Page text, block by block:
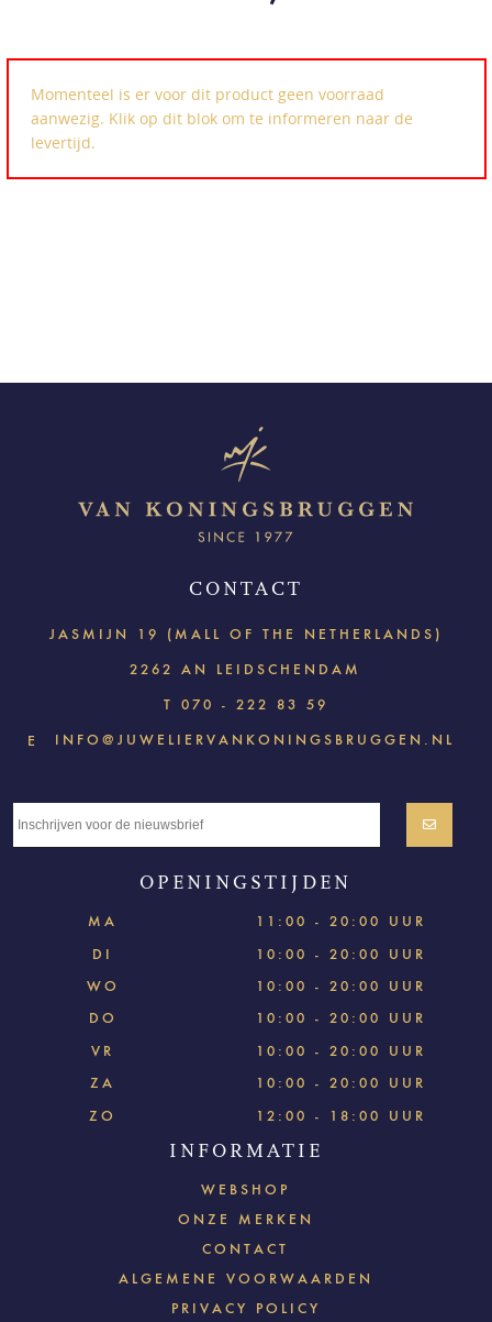
Momenteel is er voor dit product geen voorraad
aanwezig. Klik op dit blok om te informeren naar de
levertijd.
CONTACT
JASMIJN 19 (MALL OF THE NETHERLANDS)
2262 AN LEIDSCHENDAM
T 070 - 222 83 59
E INFO@JUWELIERVANKONINGSBRUGGEN.NL
OPENINGSTIJDEN
MA
11:00 - 20:00 UUR
DI
10:00 - 20:00 UUR
WO
10:00 - 20:00 UUR
DO
10:00 - 20:00 UUR
VR
10:00 - 20:00 UUR
ZA
10:00 - 20:00 UUR
ZO
12:00 - 18:00 UUR
INFORMATIE
WEBSHOP
ONZE MERKEN
CONTACT
ALGEMENE VOORWAARDEN
PRIVACY POLICY